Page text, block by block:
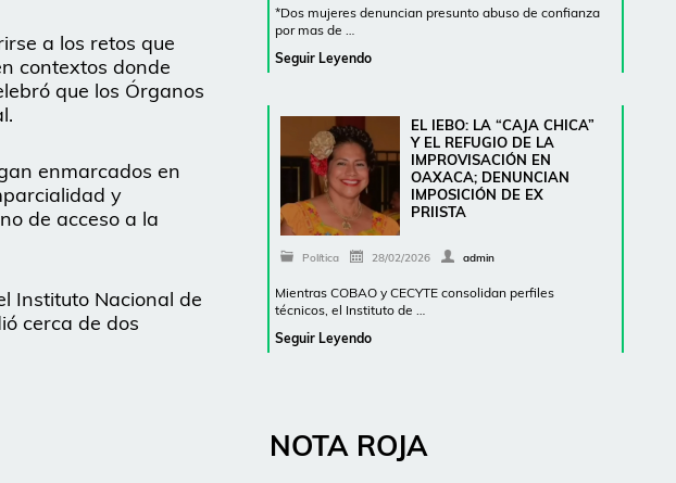
a los retos que
contextos donde
que los Órganos
enmarcados en
y
de acceso a la
Instituto Nacional de
cerca de dos
*Dos mujeres denuncian presunto abuso de confianza
por mas de …
Seguir Leyendo
EL IEBO: LA “CAJA CHICA”
Y EL REFUGIO DE LA
IMPROVISACIÓN EN
OAXACA; DENUNCIAN
IMPOSICIÓN DE EX
PRIISTA
Política 28/02/2026 admin
Mientras COBAO y CECYTE consolidan perfiles
técnicos, el Instituto de …
Seguir Leyendo
NOTA ROJA